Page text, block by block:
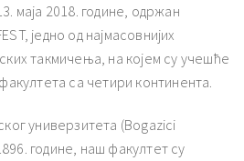
маја 2018. године, одржан
једно од најмасовнијих
такмичења, на којем су учешће
са четири континента.
универзитета (Bogazici
године, наш факултет су